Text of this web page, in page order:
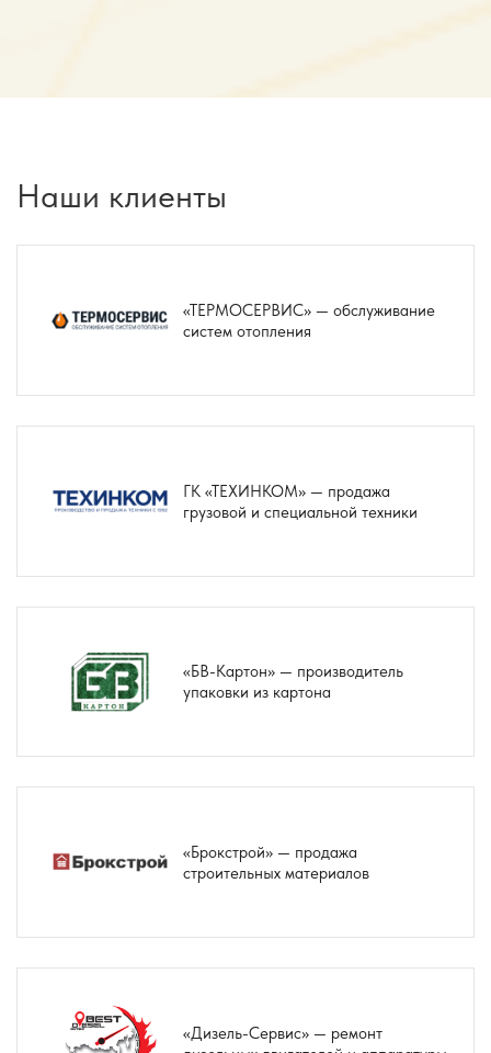
Наши клиенты
«ТЕРМОСЕРВИС» — обслуживание
систем отопления
ГК «ТЕХИНКОМ» — продажа
грузовой и специальной техники
«БВ-Картон» — производитель
упаковки из картона
«Брокстрой» — продажа
строительных материалов
«Дизель-Сервис» — ремонт